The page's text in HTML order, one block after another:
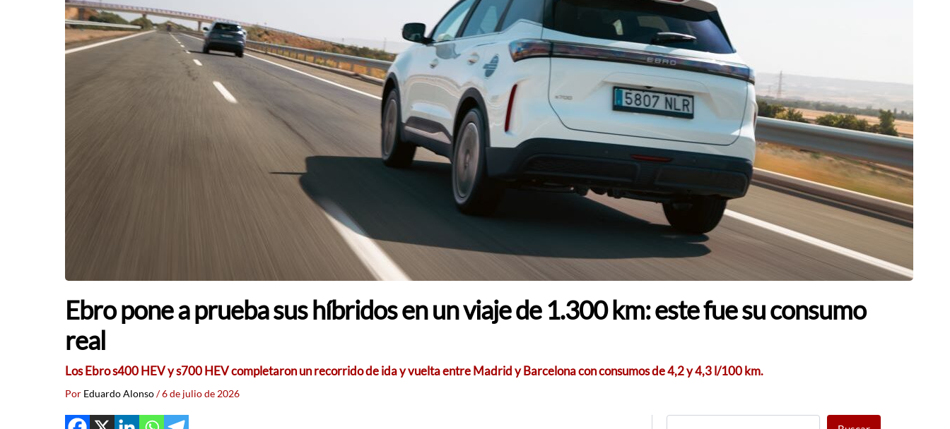
Ebro pone a prueba sus híbridos en un viaje de 1.300 km: este fue su consumo
real
Los Ebro s400 HEV y s700 HEV completaron un recorrido de ida y vuelta entre Madrid y Barcelona con consumos de 4,2 y 4,3 l/100 km.
Por Eduardo Alonso/6 de julio de 2026